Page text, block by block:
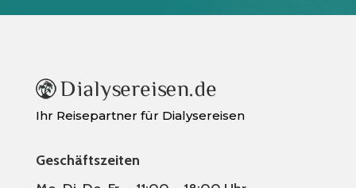
Ihr Reisepartner für Dialysereisen
Geschäftszeiten